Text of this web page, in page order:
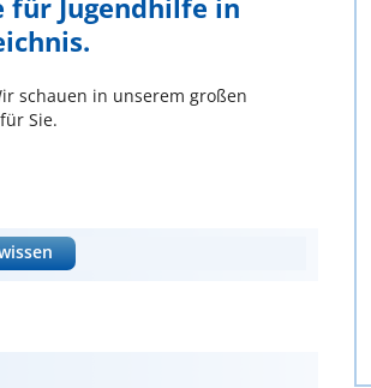
Jugendhilfe in
schauen in unserem großen
Sie.